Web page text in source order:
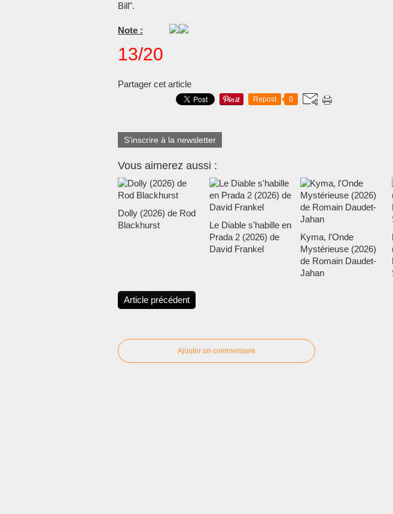
Bill".
Note :
13/20
Partager cet article
Repost 0
S'inscrire à la newsletter
Vous aimerez aussi :
Dolly (2026) de Rod
Blackhurst
Le Diable s'habille en
Prada 2 (2026) de
David Frankel
Kyma, l'Onde
Mystérieuse (2026)
de Romain Daudet-
Jahan
Article précédent
Ajouter un commentaire